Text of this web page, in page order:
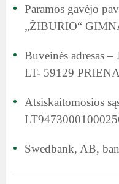
Paramos gavėjo
„ŽIBURIO“
Buveinės adresas
LT- 59129
Atsiskaitomosios
Swedbank, AB,